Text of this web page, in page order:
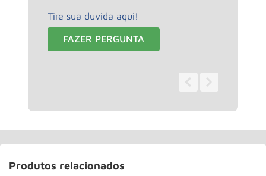
Tire sua duvida aqui!
FAZER PERGUNTA
Produtos relacionados